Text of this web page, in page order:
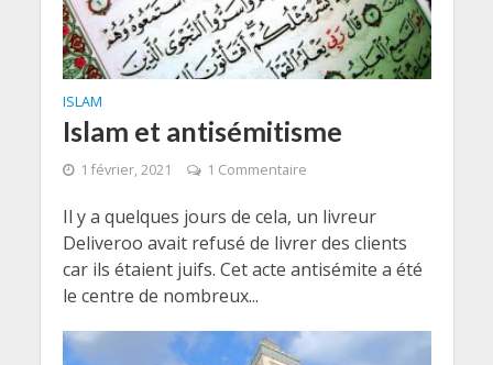
ISLAM
Islam et antisémitisme
1 février, 2021 1 Commentaire
Il y a quelques jours de cela, un livreur
Deliveroo avait refusé de livrer des clients
car ils étaient juifs. Cet acte antisémite a été
le centre de nombreux...